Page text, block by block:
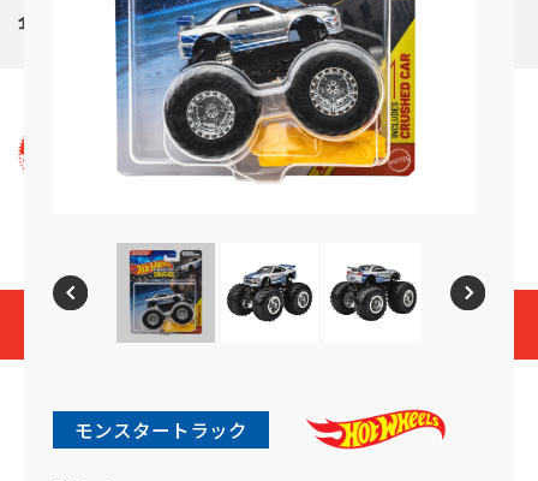
モンスタートラック
企業情報
サイト利用条件
プライバシーポリシー
Cookies and Related Technology Notice
© 2026 Mattel. All Rights Reserved.
page top